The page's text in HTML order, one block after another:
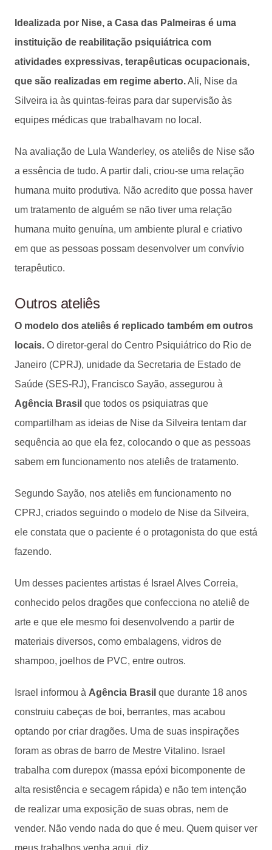
Idealizada por Nise, a Casa das Palmeiras é uma
instituição de reabilitação psiquiátrica com
atividades expressivas, terapêuticas ocupacionais,
que são realizadas em regime aberto.Ali, Nise da
Silveira ia às quintas-feiras para dar supervisão às
equipes médicas que trabalhavam no local.
Na avaliação de Lula Wanderley, os ateliês de Nise são
a essência de tudo. A partir dali, criou-se uma relação
humana muito produtiva. Não acredito que possa haver
um tratamento de alguém se não tiver uma relação
humana muito genuína, um ambiente plural e criativo
em que as pessoas possam desenvolver um convívio
terapêutico.
Outros ateliês
O modelo dos ateliês é replicado também em outros
locais. O diretor-geral do Centro Psiquiátrico do Rio de
Janeiro (CPRJ), unidade da Secretaria de Estado de
Saúde (SES-RJ), Francisco Sayão, assegurou à
Agência Brasil que todos os psiquiatras que
compartilham as ideias de Nise da Silveira tentam dar
sequência ao que ela fez, colocando o que as pessoas
sabem em funcionamento nos ateliês de tratamento.
Segundo Sayão, nos ateliês em funcionamento no
CPRJ, criados seguindo o modelo de Nise da Silveira,
ele constata que o paciente é o protagonista do que está
fazendo.
Um desses pacientes artistas é Israel Alves Correia,
conhecido pelos dragões que confecciona no ateliê de
arte e que ele mesmo foi desenvolvendo a partir de
materiais diversos, como embalagens, vidros de
shampoo, joelhos de PVC, entre outros.
Israel informou à Agência Brasil que durante 18 anos
construiu cabeças de boi, berrantes, mas acabou
optando por criar dragões. Uma de suas inspirações
foram as obras de barro de Mestre Vitalino. Israel
trabalha com durepox (massa epóxi bicomponente de
alta resistência e secagem rápida) e não tem intenção
de realizar uma exposição de suas obras, nem de
vender. Não vendo nada do que é meu. Quem quiser ver
meus trabalhos venha aqui, diz.